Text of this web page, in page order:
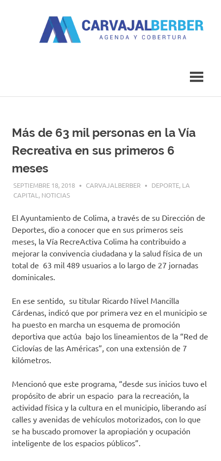
Más de 63 mil personas en la Vía
Recreativa en sus primeros 6
meses
SEPTIEMBRE 18, 2018 CARVAJALBERBER DEPORTE, LA
CAPITAL, NOTICIAS
El Ayuntamiento de Colima, a través de su Dirección de
Deportes, dio a conocer que en sus primeros seis
meses, la Vía RecreActiva Colima ha contribuido a
mejorar la convivencia ciudadana y la salud física de un
total de 63 mil 489 usuarios a lo largo de 27 jornadas
dominicales.
En ese sentido, su titular Ricardo Nivel Mancilla
Cárdenas, indicó que por primera vez en el municipio se
ha puesto en marcha un esquema de promoción
deportiva que actúa bajo los lineamientos de la “Red de
Ciclovías de las Américas”, con una extensión de 7
kilómetros.
Mencionó que este programa, “desde sus inicios tuvo el
propósito de abrir un espacio para la recreación, la
actividad física y la cultura en el municipio, liberando así
calles y avenidas de vehículos motorizados, con lo que
se ha buscado promover la apropiación y ocupación
inteligente de los espacios públicos”.